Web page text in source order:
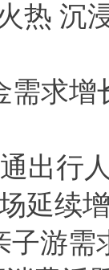
热 沉
需求
出行
延续
子游需